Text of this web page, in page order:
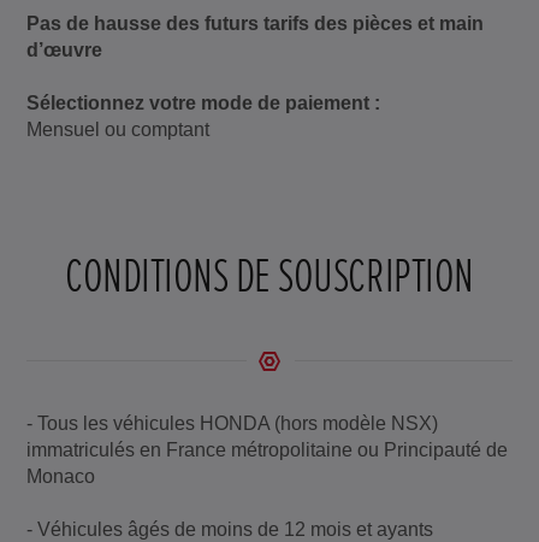
Pas de hausse des futurs tarifs des pièces et main
d’œuvre
Sélectionnez votre mode de paiement :
Mensuel ou comptant
CONDITIONS DE SOUSCRIPTION
- Tous les véhicules HONDA (hors modèle NSX)
immatriculés en France métropolitaine ou Principauté de
Monaco
- Véhicules âgés de moins de 12 mois et ayants